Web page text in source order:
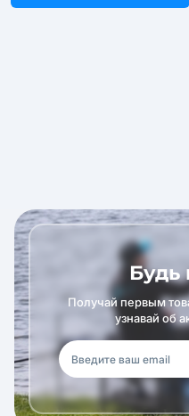
Будь
Получай первым
узнавай об